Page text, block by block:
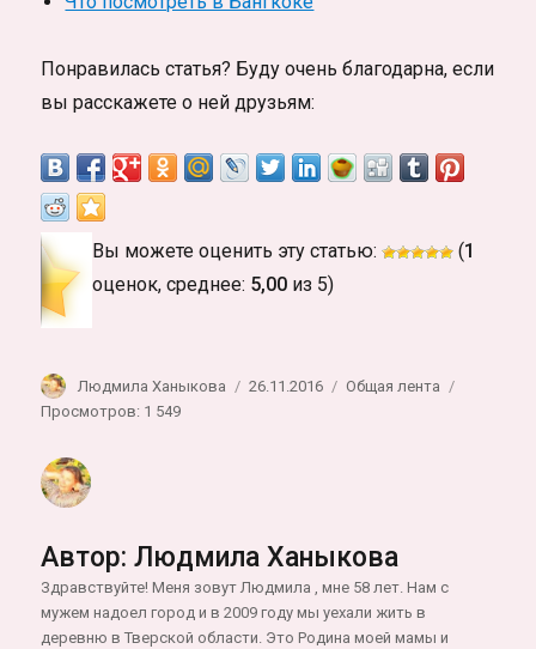
Понравилась статья? Буду очень благодарна, если
вы расскажете о ней друзьям:
Вы можете оценить эту статью: (1
оценок, среднее: 5,00 из 5)
Автор
Людмила Ханыкова Опубликовано
26.11.2016 Рубрики
Общая лента
Просмотров: 1 549
Автор: Людмила Ханыкова
Здравствуйте! Меня зовут Людмила , мне 58 лет. Нам с
мужем надоел город и в 2009 году мы уехали жить в
деревню в Тверской области. Это Родина моей мамы и